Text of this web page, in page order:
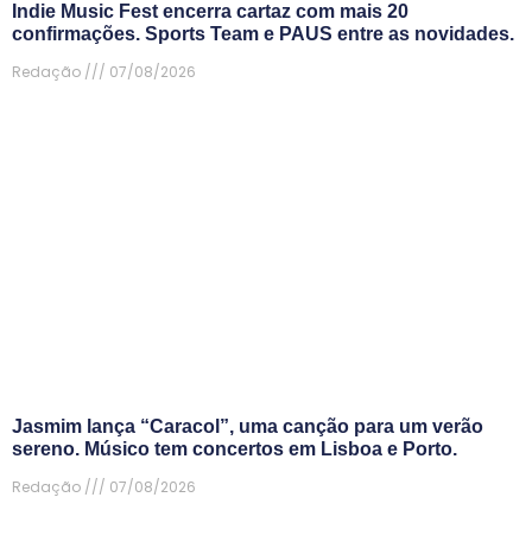
Indie Music Fest encerra cartaz com mais 20
confirmações. Sports Team e PAUS entre as novidades.
Redação
07/08/2026
Jasmim lança “Caracol”, uma canção para um verão
sereno. Músico tem concertos em Lisboa e Porto.
Redação
07/08/2026